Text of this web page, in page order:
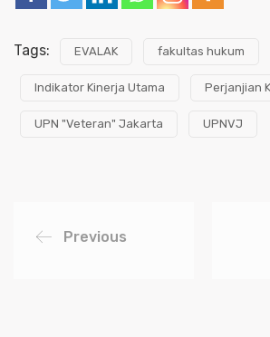
Tags: EVALAK fakultas hukum
Indikator Kinerja Utama Perjanjian
UPN "Veteran" Jakarta UPNVJ
Previous